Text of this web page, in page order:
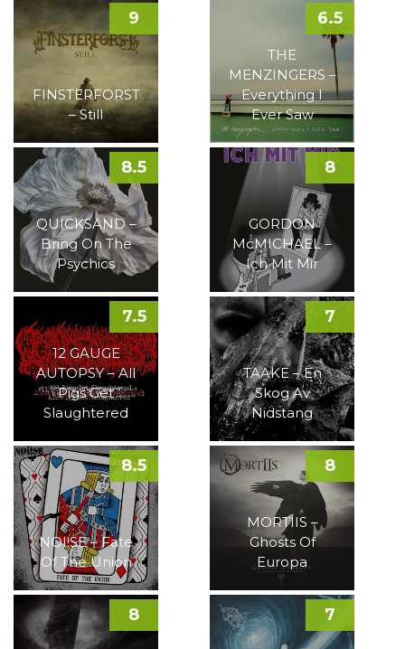
FINSTERFORST
– Still
9
THE
MENZINGERS –
Everything I
Ever Saw
6.5
QUICKSAND –
Bring On The
Psychics
8.5
GORDON
McMICHAEL –
Ich Mit Mir
8
12 GAUGE
AUTOPSY – All
Pigs Get
Slaughtered
7.5
TAAKE – En
Skog Av
Nidstang
7
NOI!SE – Fate
Of The Union
8.5
MORTIIS –
Ghosts Of
Europa
8
8 7